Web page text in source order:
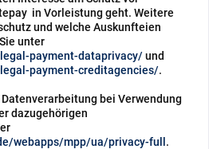
in Vorleistung geht. Weitere
und welche Auskunfteien
unter
payment-dataprivacy/ und
payment-creditagencies/.
bei Verwendung
dazugehörigen
webapps/mpp/ua/privacy-full .